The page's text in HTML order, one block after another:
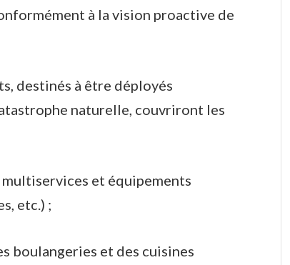
à la vision proactive de
destinés à être déployés
naturelle, couvriront les
et équipements
etc.) ;
boulangeries et des cuisines